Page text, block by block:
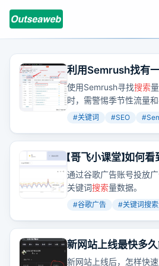
利用Semrush找有
的关键词时容易遇
使用Semrush寻找搜索
时，需警惕季节性流量和
#关键词 #SEO #
【哥飞小课堂】如何
量？
通过谷歌广告账号投放
关键词搜索量数据。
#谷歌广告 #关键词搜
新网站上线最快多
流量？答案是48小
新网站上线后，怎样快